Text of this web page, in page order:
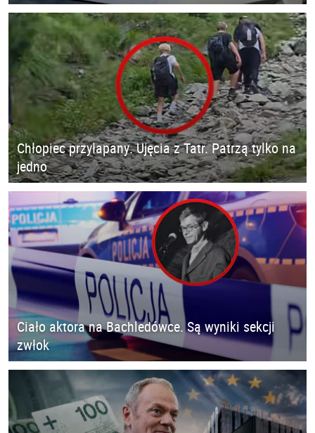
Chłopiec przyłapany. Ujęcia z Tatr. Patrzą tylko na
jedno
Ciało aktora na Bachledówce. Są wyniki sekcji
zwłok